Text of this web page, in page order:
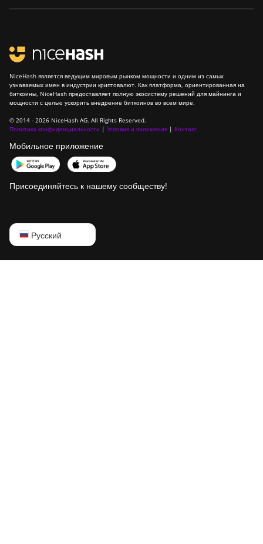
NiceHash является ведущим мировым рынком мощности и одним из самых
узнаваемых имен в индустрии криптовалют. Как платформа, ориентированная на
биткоины, NiceHash предоставляет полную экосистему решений для майнинга и
мощности с целью ускорить внедрение биткоинов во всем мире.
© 2014 - 2026 NiceHash AG. All Rights Reserved.
Политика конфиденциальности | Условия и положения | Контакт
Мобильное приложение
Присоединяйтесь к нашему сообществу!
Русский
English